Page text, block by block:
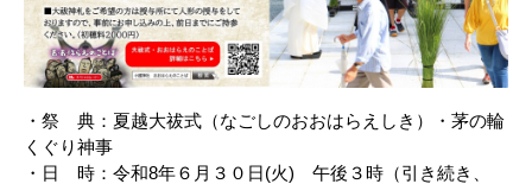
・祭 典：夏越大祓式（なごしのおおはらえしき）・茅の輪
くぐり神事
・日 時：令和8年６月３０日(火) 午後３時（引き続き、